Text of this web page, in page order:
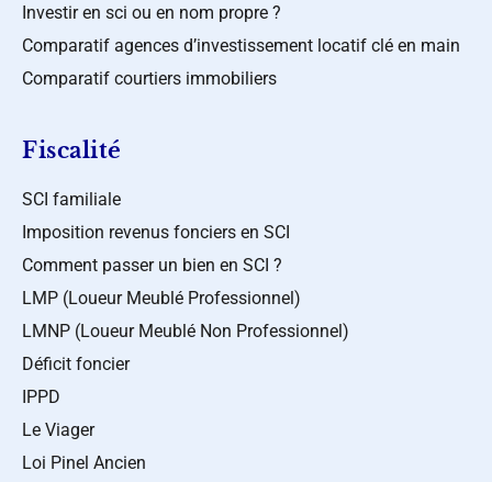
Investir en sci ou en nom propre ?
Comparatif agences d’investissement locatif clé en main
Comparatif courtiers immobiliers
Fiscalité
SCI familiale
Imposition revenus fonciers en SCI
Comment passer un bien en SCI ?
LMP (Loueur Meublé Professionnel)
LMNP (Loueur Meublé Non Professionnel)
Déficit foncier
IPPD
Le Viager
Loi Pinel Ancien